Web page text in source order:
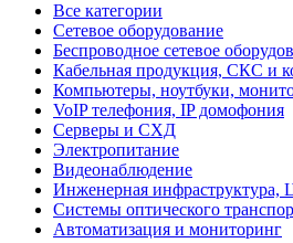
Все категории
Сетевое оборудование
Беспроводное сетевое
Кабельная продукция, СКС и
Компьютеры, ноутбуки,
VoIP телефония, IP домофония
Серверы и СХД
Электропитание
Видеонаблюдение
Инженерная инфраструктура,
Системы оптического
Автоматизация и мониторинг